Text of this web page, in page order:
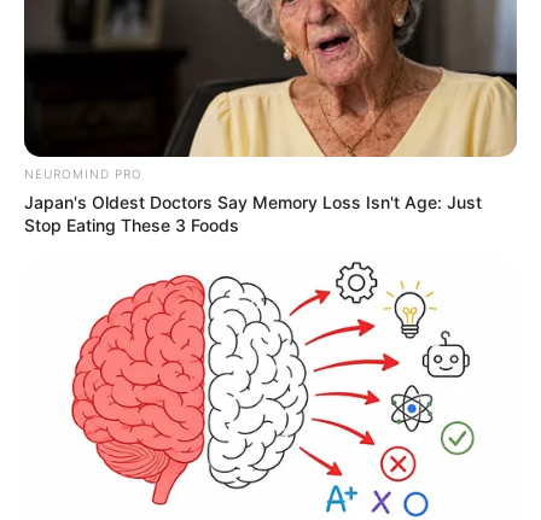
NEUROMIND PRO
Japan's Oldest Doctors Say Memory Loss Isn't Age: Just
Stop Eating These 3 Foods